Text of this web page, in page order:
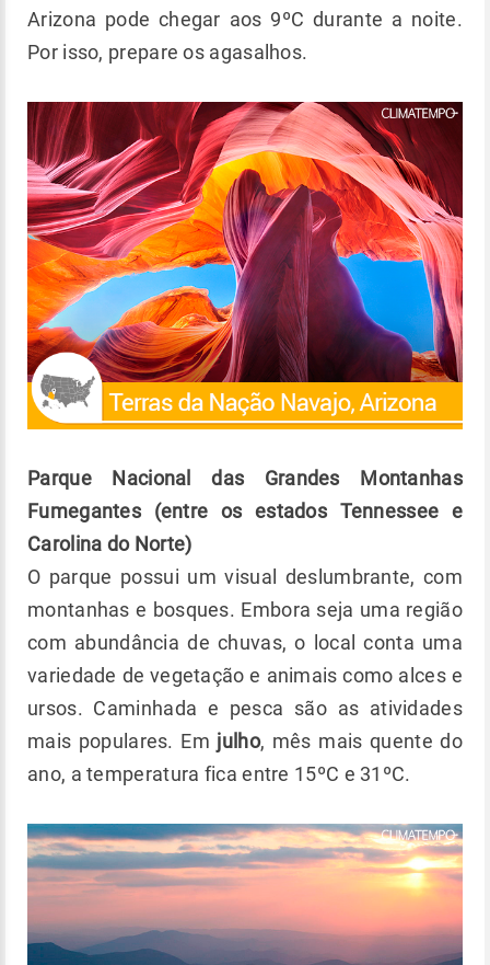
Arizona pode chegar aos 9ºC durante a noite.
Por isso, prepare os agasalhos.
Parque Nacional das Grandes Montanhas
Fumegantes (entre os estados Tennessee e
Carolina do Norte)
O parque possui um visual deslumbrante, com
montanhas e bosques. Embora seja uma região
com abundância de chuvas, o local conta uma
variedade de vegetação e animais como alces e
ursos. Caminhada e pesca são as atividades
mais populares. Em julho, mês mais quente do
ano, a temperatura fica entre 15ºC e 31ºC.